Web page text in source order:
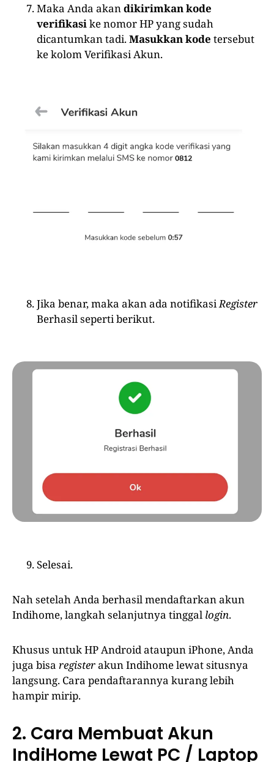
Maka Anda akandikirimkan kode
verifikasike nomor HP yang sudah
dicantumkan tadi.Masukkan kode tersebut
ke kolom Verifikasi Akun.
Jika benar, maka akan ada notifikasiRegister
Berhasil seperti berikut.
Selesai.
Nah setelah Anda berhasil mendaftarkan akun
Indihome, langkah selanjutnya tinggal login.
Khusus untuk HP Android ataupun iPhone, Anda
juga bisa registerakun Indihome lewat situsnya
langsung. Cara pendaftarannya kurang lebih
hampir mirip.
2. Cara Membuat Akun
IndiHome Lewat PC / Laptop